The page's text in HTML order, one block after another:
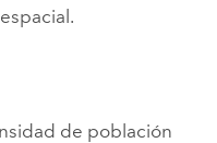
de población